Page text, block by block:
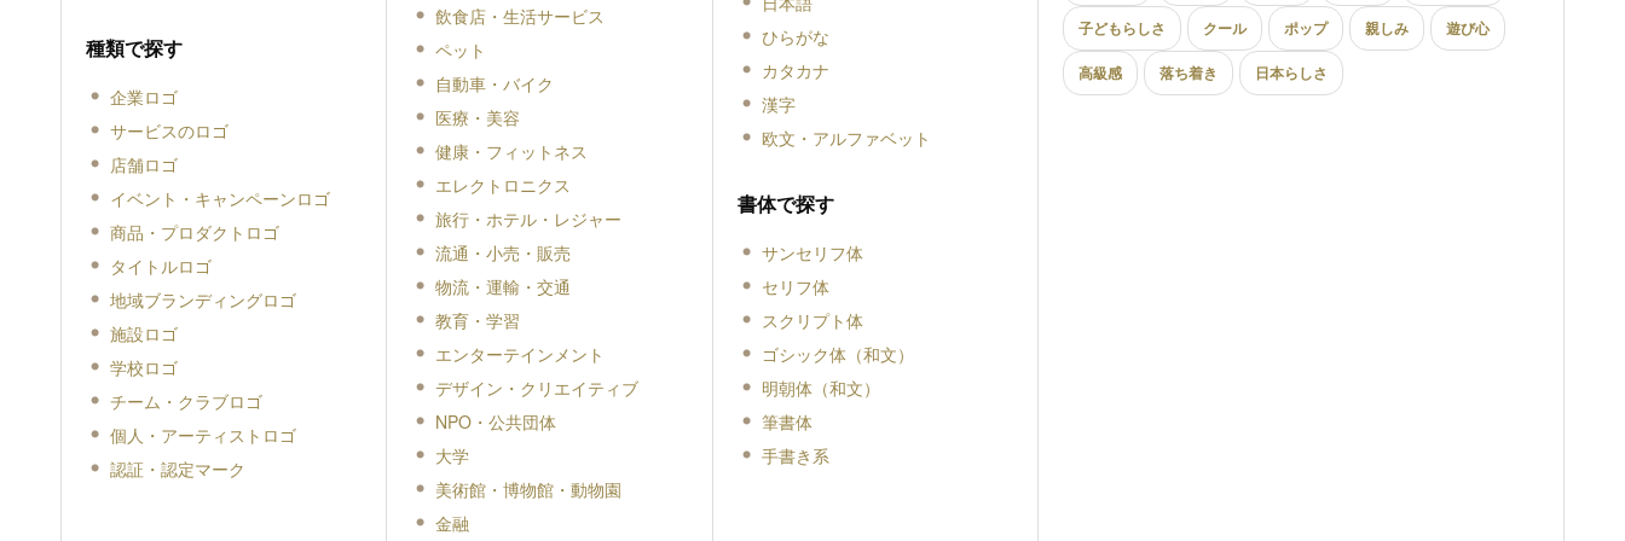
種類で探す
企業ロゴ
サービスのロゴ
店舗ロゴ
イベント・キャンペーンロゴ
商品・プロダクトロゴ
タイトルロゴ
地域ブランディングロゴ
施設ロゴ
学校ロゴ
チーム・クラブロゴ
個人・アーティストロゴ
認証・認定マーク
飲食店・生活サービス
ペット
自動車・バイク
医療・美容
健康・フィットネス
エレクトロニクス
旅行・ホテル・レジャー
流通・小売・販売
物流・運輸・交通
教育・学習
エンターテインメント
デザイン・クリエイティブ
NPO・公共団体
大学
美術館・博物館・動物園
金融
ひらがな
カタカナ
漢字
欧文・アルファベット
書体で探す
サンセリフ体
セリフ体
スクリプト体
ゴシック体（和文）
明朝体（和文）
筆書体
手書き系
子どもらしさ クール ポップ 親しみ 遊び心
高級感 落ち着き 日本らしさ